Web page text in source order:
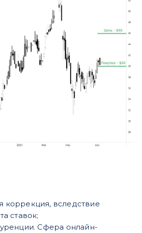
вследствие
ставок;
Сфера онлайн-